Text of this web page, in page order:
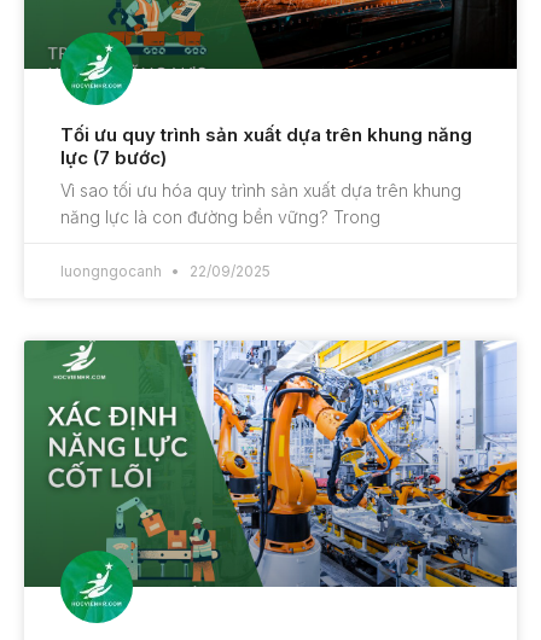
Tối ưu quy trình sản xuất dựa trên khung năng
lực (7 bước)
Vì sao tối ưu hóa quy trình sản xuất dựa trên khung
năng lực là con đường bền vững? Trong
luongngocanh 22/09/2025